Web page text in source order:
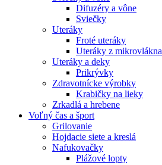
Difuzéry a vône
Sviečky
Uteráky
Froté uteráky
Uteráky z mikrovlákna
Uteráky a deky
Prikrývky
Zdravotnícke výrobky
Krabičky na lieky
Zrkadlá a hrebene
Voľný čas a šport
Grilovanie
Hojdacie siete a kreslá
Nafukovačky
Plážové lopty